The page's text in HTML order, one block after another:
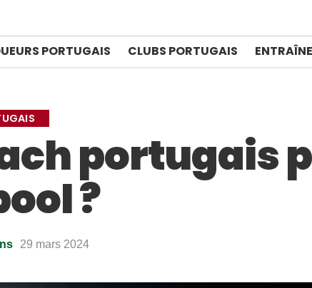
PORTUGAIS CLUBS PORTUGAIS
portugais
?
29 mars 2024